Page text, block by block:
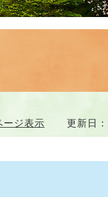
ージ表示 更新日